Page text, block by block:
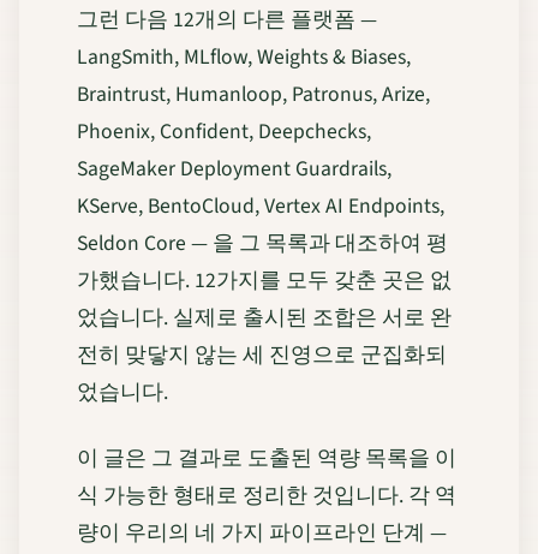
그런 다음 12개의 다른 플랫폼 —
LangSmith, MLflow, Weights & Biases,
Braintrust, Humanloop, Patronus, Arize,
Phoenix, Confident, Deepchecks,
SageMaker Deployment Guardrails,
KServe, BentoCloud, Vertex AI Endpoints,
Seldon Core — 을 그 목록과 대조하여 평
가했습니다. 12가지를 모두 갖춘 곳은 없
었습니다. 실제로 출시된 조합은 서로 완
전히 맞닿지 않는 세 진영으로 군집화되
었습니다.
이 글은 그 결과로 도출된 역량 목록을 이
식 가능한 형태로 정리한 것입니다. 각 역
량이 우리의 네 가지 파이프라인 단계 —